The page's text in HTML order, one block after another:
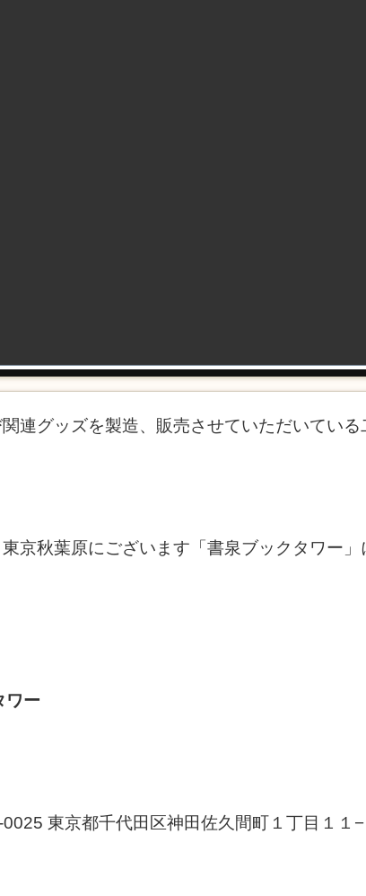
連グッズを製造、販売させていただいている
京秋葉原にございます「書泉ブックタワー
ワー
東京都千代田区神田佐久間町１丁目１１−